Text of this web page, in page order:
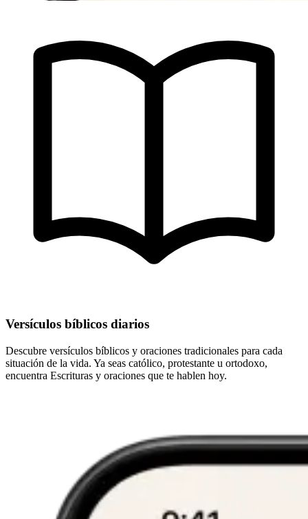
Versículos bíblicos diarios
Descubre versículos bíblicos y oraciones tradicionales para cada
situación de la vida. Ya seas católico, protestante u ortodoxo,
encuentra Escrituras y oraciones que te hablen hoy.